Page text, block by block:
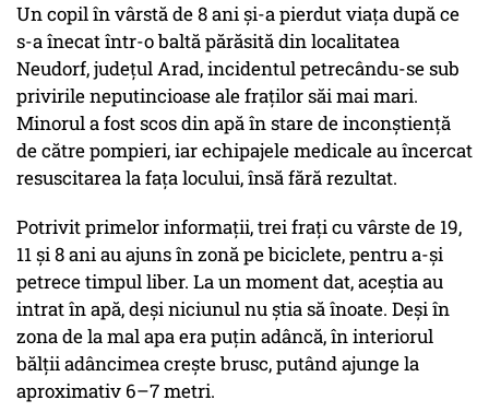
Un copil în vârstă de 8 ani și-a pierdut viața după ce
s-a înecat într-o baltă părăsită din localitatea
Neudorf, județul Arad, incidentul petrecându-se sub
privirile neputincioase ale fraților săi mai mari.
Minorul a fost scos din apă în stare de inconștiență
de către pompieri, iar echipajele medicale au încercat
resuscitarea la fața locului, însă fără rezultat.
Potrivit primelor informații, trei frați cu vârste de 19,
11 și 8 ani au ajuns în zonă pe biciclete, pentru a-și
petrece timpul liber. La un moment dat, aceștia au
intrat în apă, deși niciunul nu știa să înoate. Deși în
zona de la mal apa era puțin adâncă, în interiorul
bălții adâncimea crește brusc, putând ajunge la
aproximativ 6–7 metri.